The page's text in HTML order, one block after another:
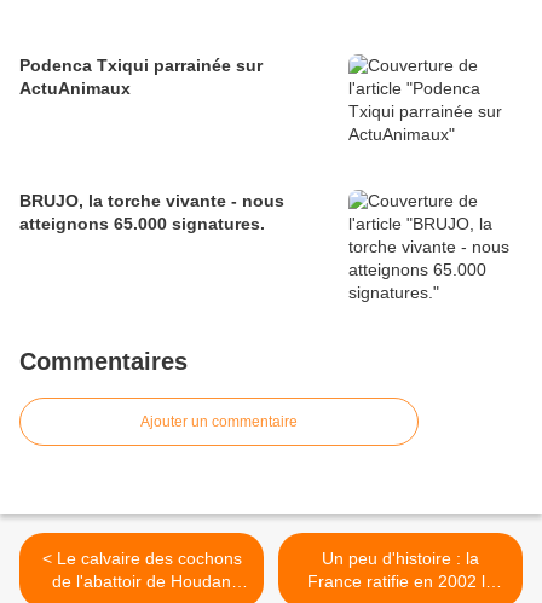
Podenca Txiqui parrainée sur
ActuAnimaux
BRUJO, la torche vivante - nous
atteignons 65.000 signatures.
Commentaires
Ajouter un commentaire
< Le calvaire des cochons
de l'abattoir de Houdan
Un peu d'histoire : la
France ratifie en 2002 la